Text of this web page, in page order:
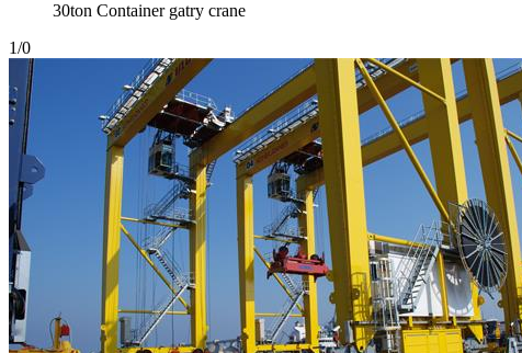
30ton Container gatry crane
1/0